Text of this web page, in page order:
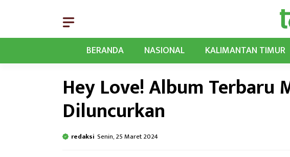
BERANDA
NASIONAL KALIMANTAN TIMUR
Hey Love! Album Terbaru
Diluncurkan
redaksi Senin, 25 Maret 2024